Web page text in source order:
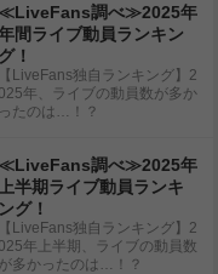
≪LiveFans調べ≫2025年
間ライブ動員ランキン
グ！
【LiveFans独自ランキング】2
年、ライブの動員数が多か
ったのは…！？
≪LiveFans調べ≫2025年
上半期ライブ動員ランキ
ング！
【LiveFans独自ランキング】2
年上半期、ライブの動員数
が多かったのは…！？